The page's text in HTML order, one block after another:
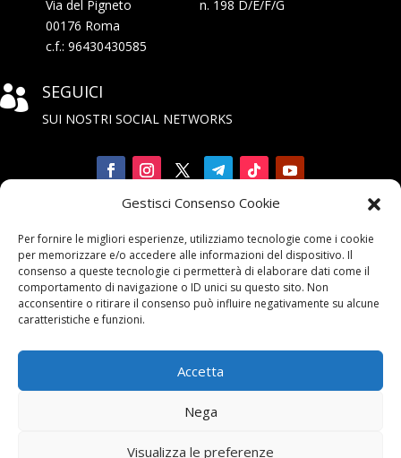
Gestisci Consenso Cookie
Per fornire le migliori esperienze, utilizziamo tecnologie come i cookie
per memorizzare e/o accedere alle informazioni del dispositivo. Il
consenso a queste tecnologie ci permetterà di elaborare dati come il
comportamento di navigazione o ID unici su questo sito. Non
acconsentire o ritirare il consenso può influire negativamente su alcune
caratteristiche e funzioni.
Accetta
Nega
Visualizza le preferenze
Via del Pigneto n. 198 D/E/F/G
00176 Roma
c.f.: 96430430585
 SEGUICI
SUI NOSTRI SOCIAL NETWORKS

alla Newsletter